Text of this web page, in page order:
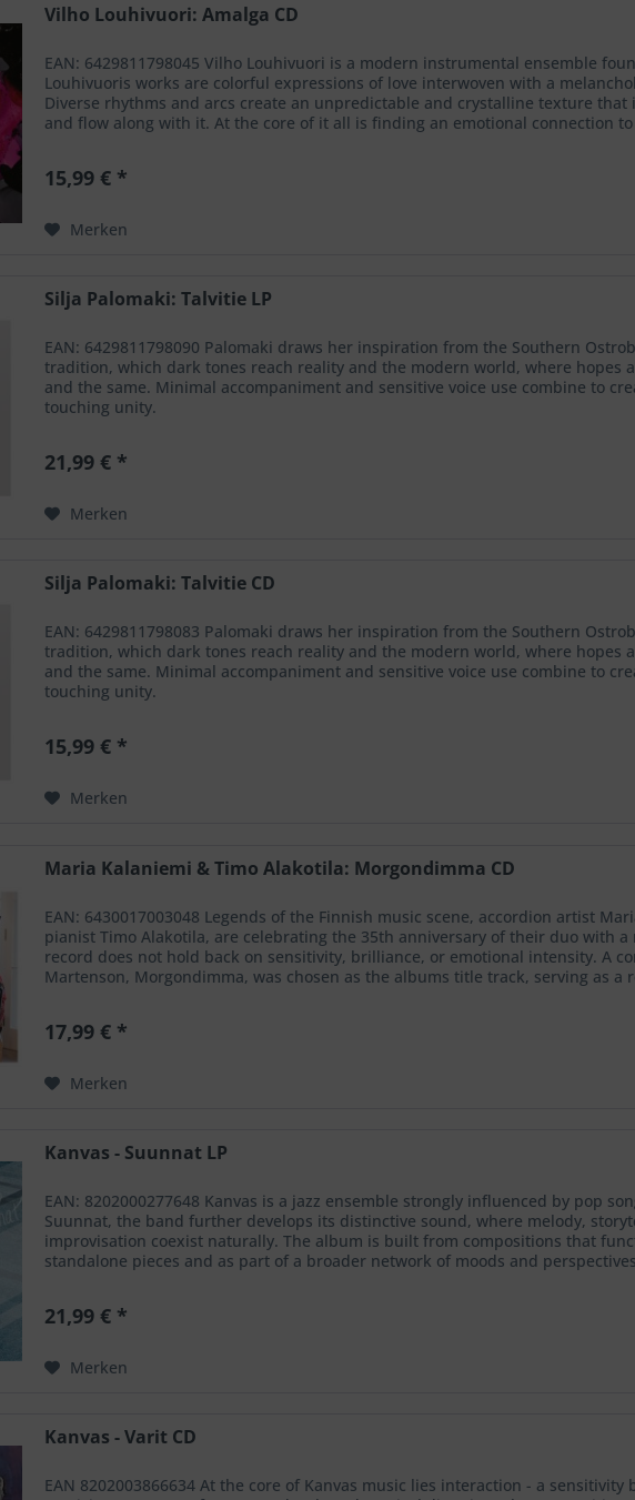
Vilho Louhivuori: Amalga CD
EAN: 6429811798045 Vilho Louhivuori is a modern instrumental ensemble
Louhivuoris works are colorful expressions of love interwoven with a
Diverse rhythms and arcs create an unpredictable and crystalline texture that
and flow along with it. At the core of it all is finding an emotional connection
15,99 € *
Merken
Silja Palomaki: Talvitie LP
EAN: 6429811798090 Palomaki draws her inspiration from the Southern
tradition, which dark tones reach reality and the modern world, where hopes
and the same. Minimal accompaniment and sensitive voice use combine to
touching unity.
21,99 € *
Merken
Silja Palomaki: Talvitie CD
EAN: 6429811798083 Palomaki draws her inspiration from the Southern
tradition, which dark tones reach reality and the modern world, where hopes
and the same. Minimal accompaniment and sensitive voice use combine to
touching unity.
15,99 € *
Merken
Maria Kalaniemi & Timo Alakotila: Morgondimma CD
EAN: 6430017003048 Legends of the Finnish music scene, accordion artist
pianist Timo Alakotila, are celebrating the 35th anniversary of their duo with a
record does not hold back on sensitivity, brilliance, or emotional intensity. A
Martenson, Morgondimma, was chosen as the albums title track, serving as a
17,99 € *
Merken
Kanvas - Suunnat LP
EAN: 8202000277648 Kanvas is a jazz ensemble strongly influenced by pop
Suunnat, the band further develops its distinctive sound, where melody,
improvisation coexist naturally. The album is built from compositions that
standalone pieces and as part of a broader network of moods and
21,99 € *
Merken
Kanvas - Varit CD
EAN 8202003866634 At the core of Kanvas music lies interaction - a sensitivity